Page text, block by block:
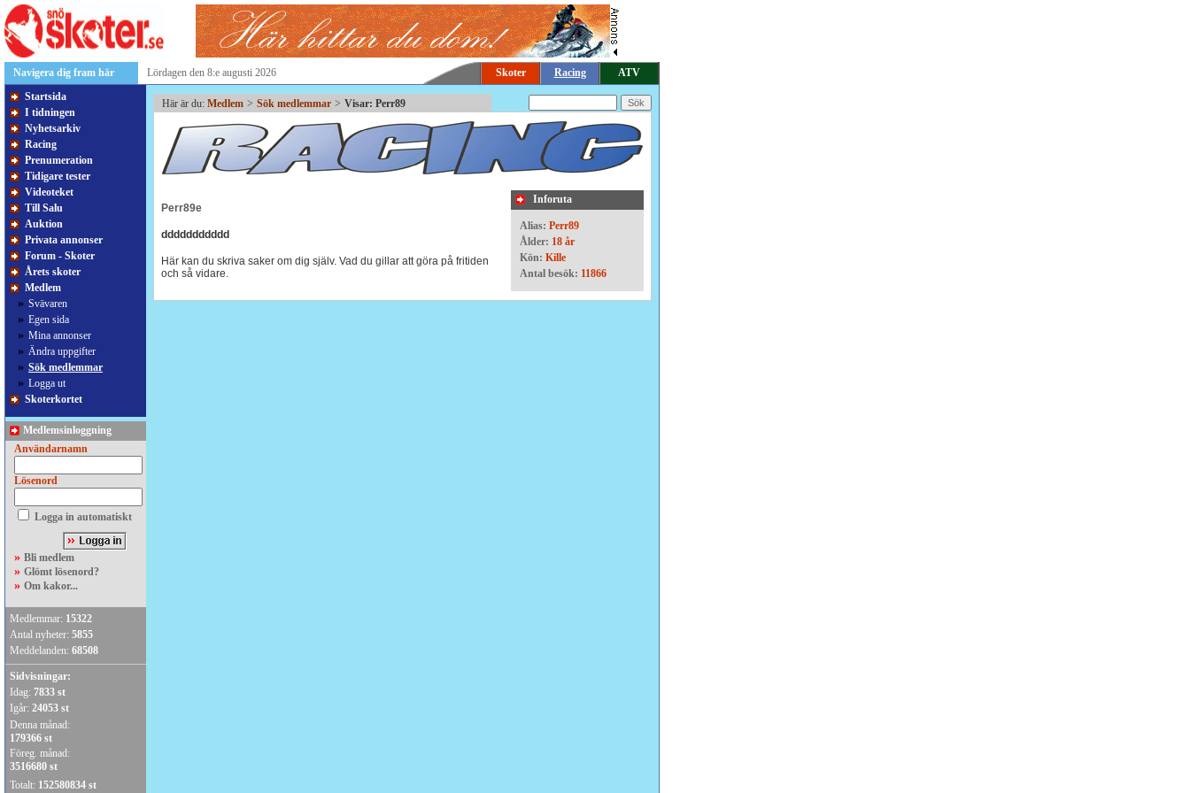
Navigera dig fram här Lördagen den 8:e augusti 2026 Skoter Racing
ATV
Startsida
I tidningen
Nyhetsarkiv
Racing
Prenumeration
Tidigare tester
Videoteket
Till Salu
Auktion
Privata annonser
Forum - Skoter
Årets skoter
Medlem
» Svävaren
» Egen sida
» Mina annonser
» Ändra uppgifter
» Sök medlemmar
» Logga ut
Skoterkortet
Medlemsinloggning
Användarnamn
Lösenord
Logga in automatiskt
» Bli medlem
» Glömt lösenord?
» Om kakor...
Medlemmar: 15322
Antal nyheter: 5855
Meddelanden: 68508
Sidvisningar:
Idag: 7833 st
Igår: 24053 st
Denna månad:
179366 st
Föreg. månad:
3516680 st
Totalt: 152580834 st
Här är du: Medlem > Sök medlemmar > Visar: Perr89
Perr89e
ddddddddddd
Här kan du skriva saker om dig själv. Vad du gillar att göra på fritiden
och så vidare.
Inforuta
Alias: Perr89
Ålder: 18 år
Kön: Kille
Antal besök: 11866